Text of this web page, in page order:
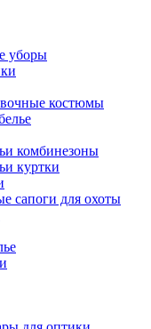
уборы
костюмы
комбинезоны
куртки
сапоги для охоты